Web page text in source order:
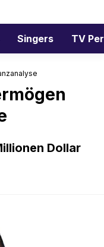
Singers TV
Dollar